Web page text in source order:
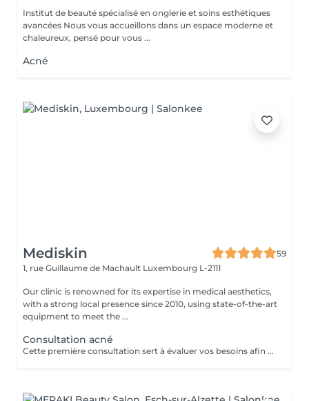
Institut de beauté spécialisé en onglerie et soins esthétiques
avancées Nous vous accueillons dans un espace moderne et
chaleureux, pensé pour vous ...
Acné
Mediskin
59
1, rue Guillaume de Machault Luxembourg L-2111
Our clinic is renowned for its expertise in medical aesthetics,
with a strong local presence since 2010, using state-of-the-art
equipment to meet the ...
Consultation acné
Cette première consultation sert à évaluer vos besoins afin de vous guider vers les soins sur mesure qui répondront au mieux. À cette occasion, toutes les informations nécessaires, telles que les contre-indications, les résultats attendus et autres détails importants, vous seront fournies pour assurer une prise en charge optimale et vous garantir un suivi personnalisé.